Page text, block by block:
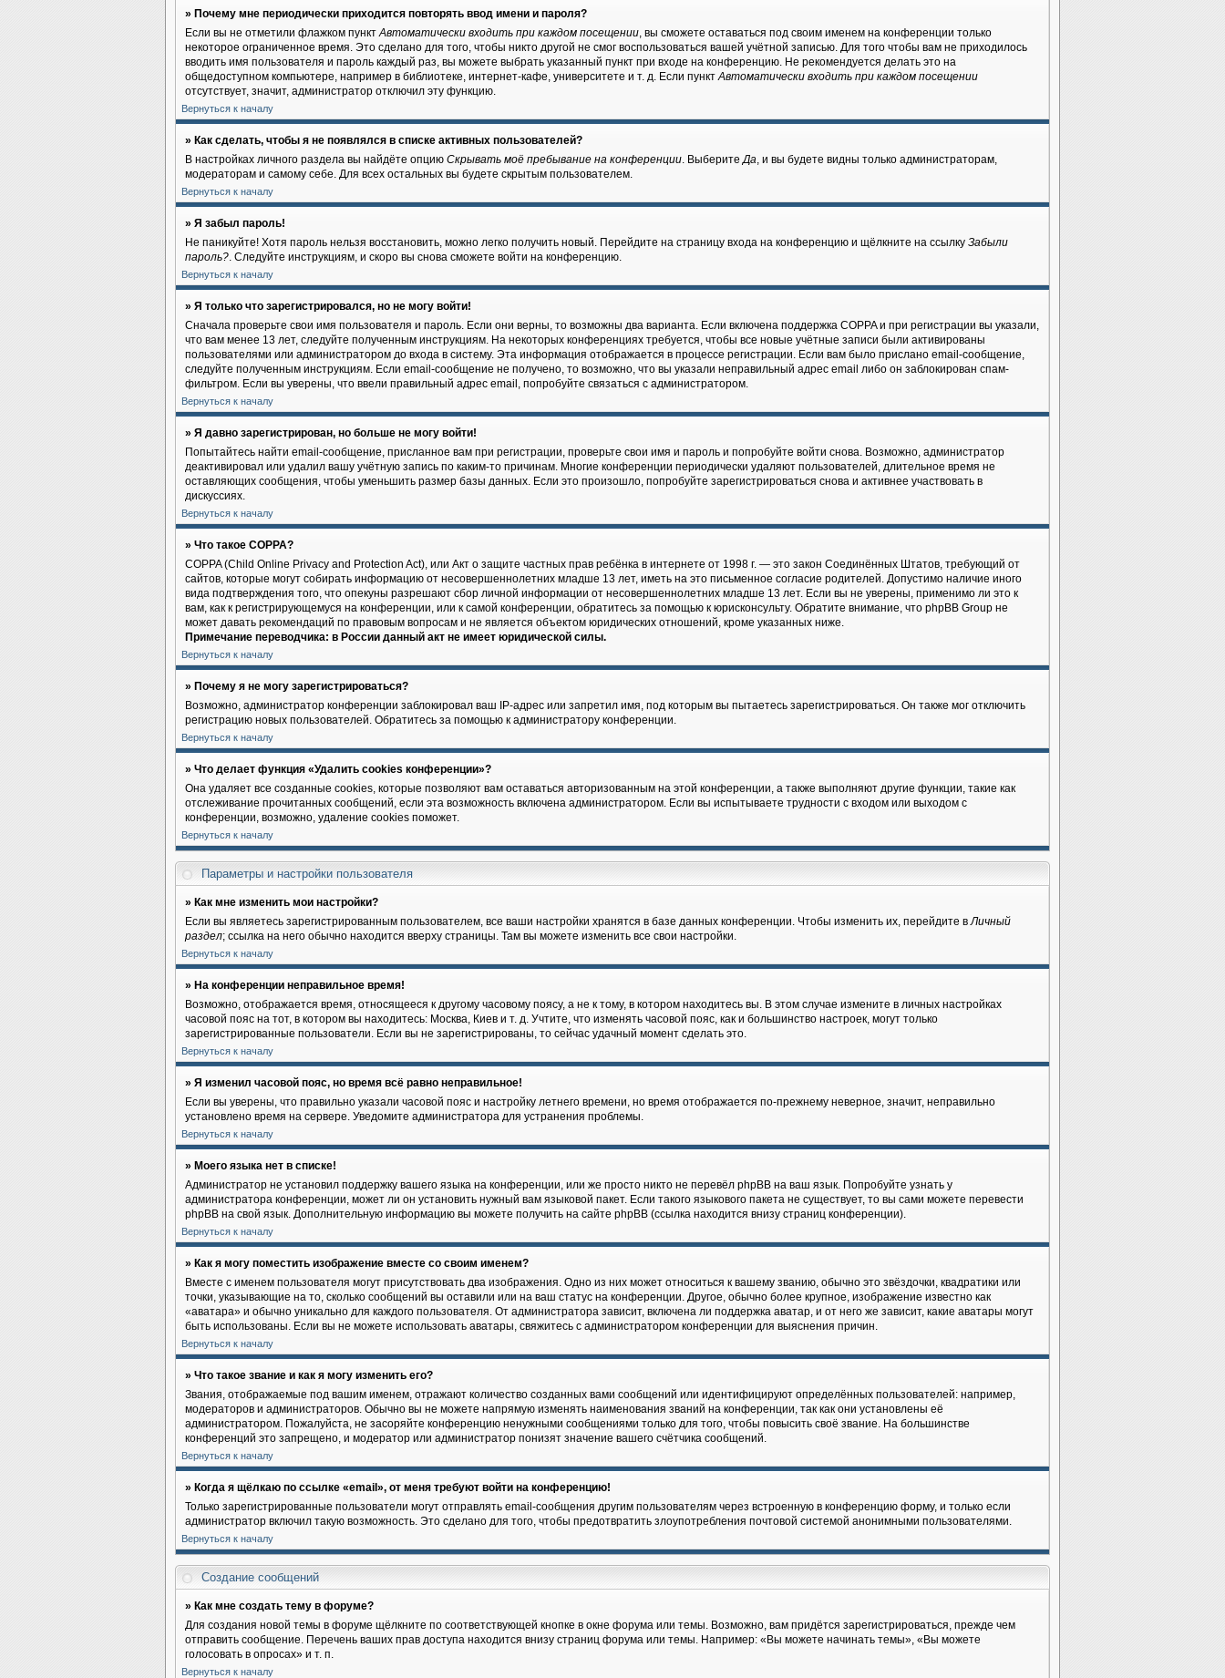
» Почему мне периодически приходится повторять ввод имени и пароля?
Если вы не отметили флажком пунктАвтоматически входить при каждом посещении, вы сможете оставаться под своим именем на конференции только
некоторое ограниченное время. Это сделано для того, чтобы никто другой не смог воспользоваться вашей учётной записью. Для того чтобы вам не приходилось
вводить имя пользователя и пароль каждый раз, вы можете выбрать указанный пункт при входе на конференцию. Не рекомендуется делать это на
общедоступном компьютере, например в библиотеке, интернет-кафе, университете и т. д. Если пунктАвтоматически входить при каждом посещении
отсутствует, значит, администратор отключил эту функцию.
Вернуться к началу
» Как сделать, чтобы я не появлялся в списке активных пользователей?
В настройках личного раздела вы найдёте опцию Скрывать моё пребывание на конференции. ВыберитеДа, и вы будете видны только администраторам,
модераторам и самому себе. Для всех остальных вы будете скрытым пользователем.
Вернуться к началу
» Я забыл пароль!
Не паникуйте! Хотя пароль нельзя восстановить, можно легко получить новый. Перейдите на страницу входа на конференцию и щёлкните на ссылку Забыли
пароль?. Следуйте инструкциям, и скоро вы снова сможете войти на конференцию.
Вернуться к началу
» Я только что зарегистрировался, но не могу войти!
Сначала проверьте свои имя пользователя и пароль. Если они верны, то возможны два варианта. Если включена поддержка COPPA и при регистрации вы указали,
что вам менее 13 лет, следуйте полученным инструкциям. На некоторых конференциях требуется, чтобы все новые учётные записи были активированы
пользователями или администратором до входа в систему. Эта информация отображается в процессе регистрации. Если вам было прислано email-сообщение,
следуйте полученным инструкциям. Если email-сообщение не получено, то возможно, что вы указали неправильный адрес email либо он заблокирован спам-
фильтром. Если вы уверены, что ввели правильный адрес email, попробуйте связаться с администратором.
Вернуться к началу
» Я давно зарегистрирован, но больше не могу войти!
Попытайтесь найти email-сообщение, присланное вам при регистрации, проверьте свои имя и пароль и попробуйте войти снова. Возможно, администратор
деактивировал или удалил вашу учётную запись по каким-то причинам. Многие конференции периодически удаляют пользователей, длительное время не
оставляющих сообщения, чтобы уменьшить размер базы данных. Если это произошло, попробуйте зарегистрироваться снова и активнее участвовать в
дискуссиях.
Вернуться к началу
» Что такое COPPA?
COPPA (Child Online Privacy and Protection Act), или Акт о защите частных прав ребёнка в интернете от 1998 г. — это закон Соединённых Штатов, требующий от
сайтов, которые могут собирать информацию от несовершеннолетних младше 13 лет, иметь на это письменное согласие родителей. Допустимо наличие иного
вида подтверждения того, что опекуны разрешают сбор личной информации от несовершеннолетних младше 13 лет. Если вы не уверены, применимо ли это к
вам, как к регистрирующемуся на конференции, или к самой конференции, обратитесь за помощью к юрисконсульту. Обратите внимание, что phpBB Group не
может давать рекомендаций по правовым вопросам и не является объектом юридических отношений, кроме указанных ниже.
Примечание переводчика: в России данный акт не имеет юридической силы.
Вернуться к началу
» Почему я не могу зарегистрироваться?
Возможно, администратор конференции заблокировал ваш IP-адрес или запретил имя, под которым вы пытаетесь зарегистрироваться. Он также мог отключить
регистрацию новых пользователей. Обратитесь за помощью к администратору конференции.
Вернуться к началу
» Что делает функция «Удалить cookies конференции»?
Она удаляет все созданные cookies, которые позволяют вам оставаться авторизованным на этой конференции, а также выполняют другие функции, такие как
отслеживание прочитанных сообщений, если эта возможность включена администратором. Если вы испытываете трудности с входом или выходом с
конференции, возможно, удаление cookies поможет.
Вернуться к началу
Параметры и настройки пользователя
» Как мне изменить мои настройки?
Если вы являетесь зарегистрированным пользователем, все ваши настройки хранятся в базе данных конференции. Чтобы изменить их, перейдите вЛичный
раздел; ссылка на него обычно находится вверху страницы. Там вы можете изменить все свои настройки.
Вернуться к началу
» На конференции неправильное время!
Возможно, отображается время, относящееся к другому часовому поясу, а не к тому, в котором находитесь вы. В этом случае измените в личных настройках
часовой пояс на тот, в котором вы находитесь: Москва, Киев и т. д. Учтите, что изменять часовой пояс, как и большинство настроек, могут только
зарегистрированные пользователи. Если вы не зарегистрированы, то сейчас удачный момент сделать это.
Вернуться к началу
» Я изменил часовой пояс, но время всё равно неправильное!
Если вы уверены, что правильно указали часовой пояс и настройку летнего времени, но время отображается по-прежнему неверное, значит, неправильно
установлено время на сервере. Уведомите администратора для устранения проблемы.
Вернуться к началу
» Моего языка нет в списке!
Администратор не установил поддержку вашего языка на конференции, или же просто никто не перевёл phpBB на ваш язык. Попробуйте узнать у
администратора конференции, может ли он установить нужный вам языковой пакет. Если такого языкового пакета не существует, то вы сами можете перевести
phpBB на свой язык. Дополнительную информацию вы можете получить на сайте phpBB (ссылка находится внизу страниц конференции).
Вернуться к началу
» Как я могу поместить изображение вместе со своим именем?
Вместе с именем пользователя могут присутствовать два изображения. Одно из них может относиться к вашему званию, обычно это звёздочки, квадратики или
точки, указывающие на то, сколько сообщений вы оставили или на ваш статус на конференции. Другое, обычно более крупное, изображение известно как
«аватара» и обычно уникально для каждого пользователя. От администратора зависит, включена ли поддержка аватар, и от него же зависит, какие аватары могут
быть использованы. Если вы не можете использовать аватары, свяжитесь с администратором конференции для выяснения причин.
Вернуться к началу
» Что такое звание и как я могу изменить его?
Звания, отображаемые под вашим именем, отражают количество созданных вами сообщений или идентифицируют определённых пользователей: например,
модераторов и администраторов. Обычно вы не можете напрямую изменять наименования званий на конференции, так как они установлены её
администратором. Пожалуйста, не засоряйте конференцию ненужными сообщениями только для того, чтобы повысить своё звание. На большинстве
конференций это запрещено, и модератор или администратор понизят значение вашего счётчика сообщений.
Вернуться к началу
» Когда я щёлкаю по ссылке «email», от меня требуют войти на конференцию!
Только зарегистрированные пользователи могут отправлять email-сообщения другим пользователям через встроенную в конференцию форму, и только если
администратор включил такую возможность. Это сделано для того, чтобы предотвратить злоупотребления почтовой системой анонимными пользователями.
Вернуться к началу
Создание сообщений
» Как мне создать тему в форуме?
Для создания новой темы в форуме щёлкните по соответствующей кнопке в окне форума или темы. Возможно, вам придётся зарегистрироваться, прежде чем
отправить сообщение. Перечень ваших прав доступа находится внизу страниц форума или темы. Например: «Вы можете начинать темы», «Вы можете
голосовать в опросах» и т. п.
Вернуться к началу